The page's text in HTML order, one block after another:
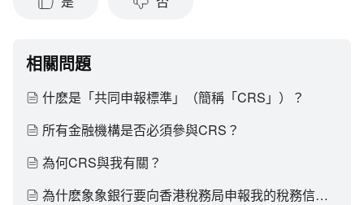
相關問題
什麽是「共同申報標準」（簡稱「CRS」）？
所有金融機構是否必須參與CRS？
為何CRS與我有關？
為什麽象象銀行要向香港稅務局申報我的稅務信息？